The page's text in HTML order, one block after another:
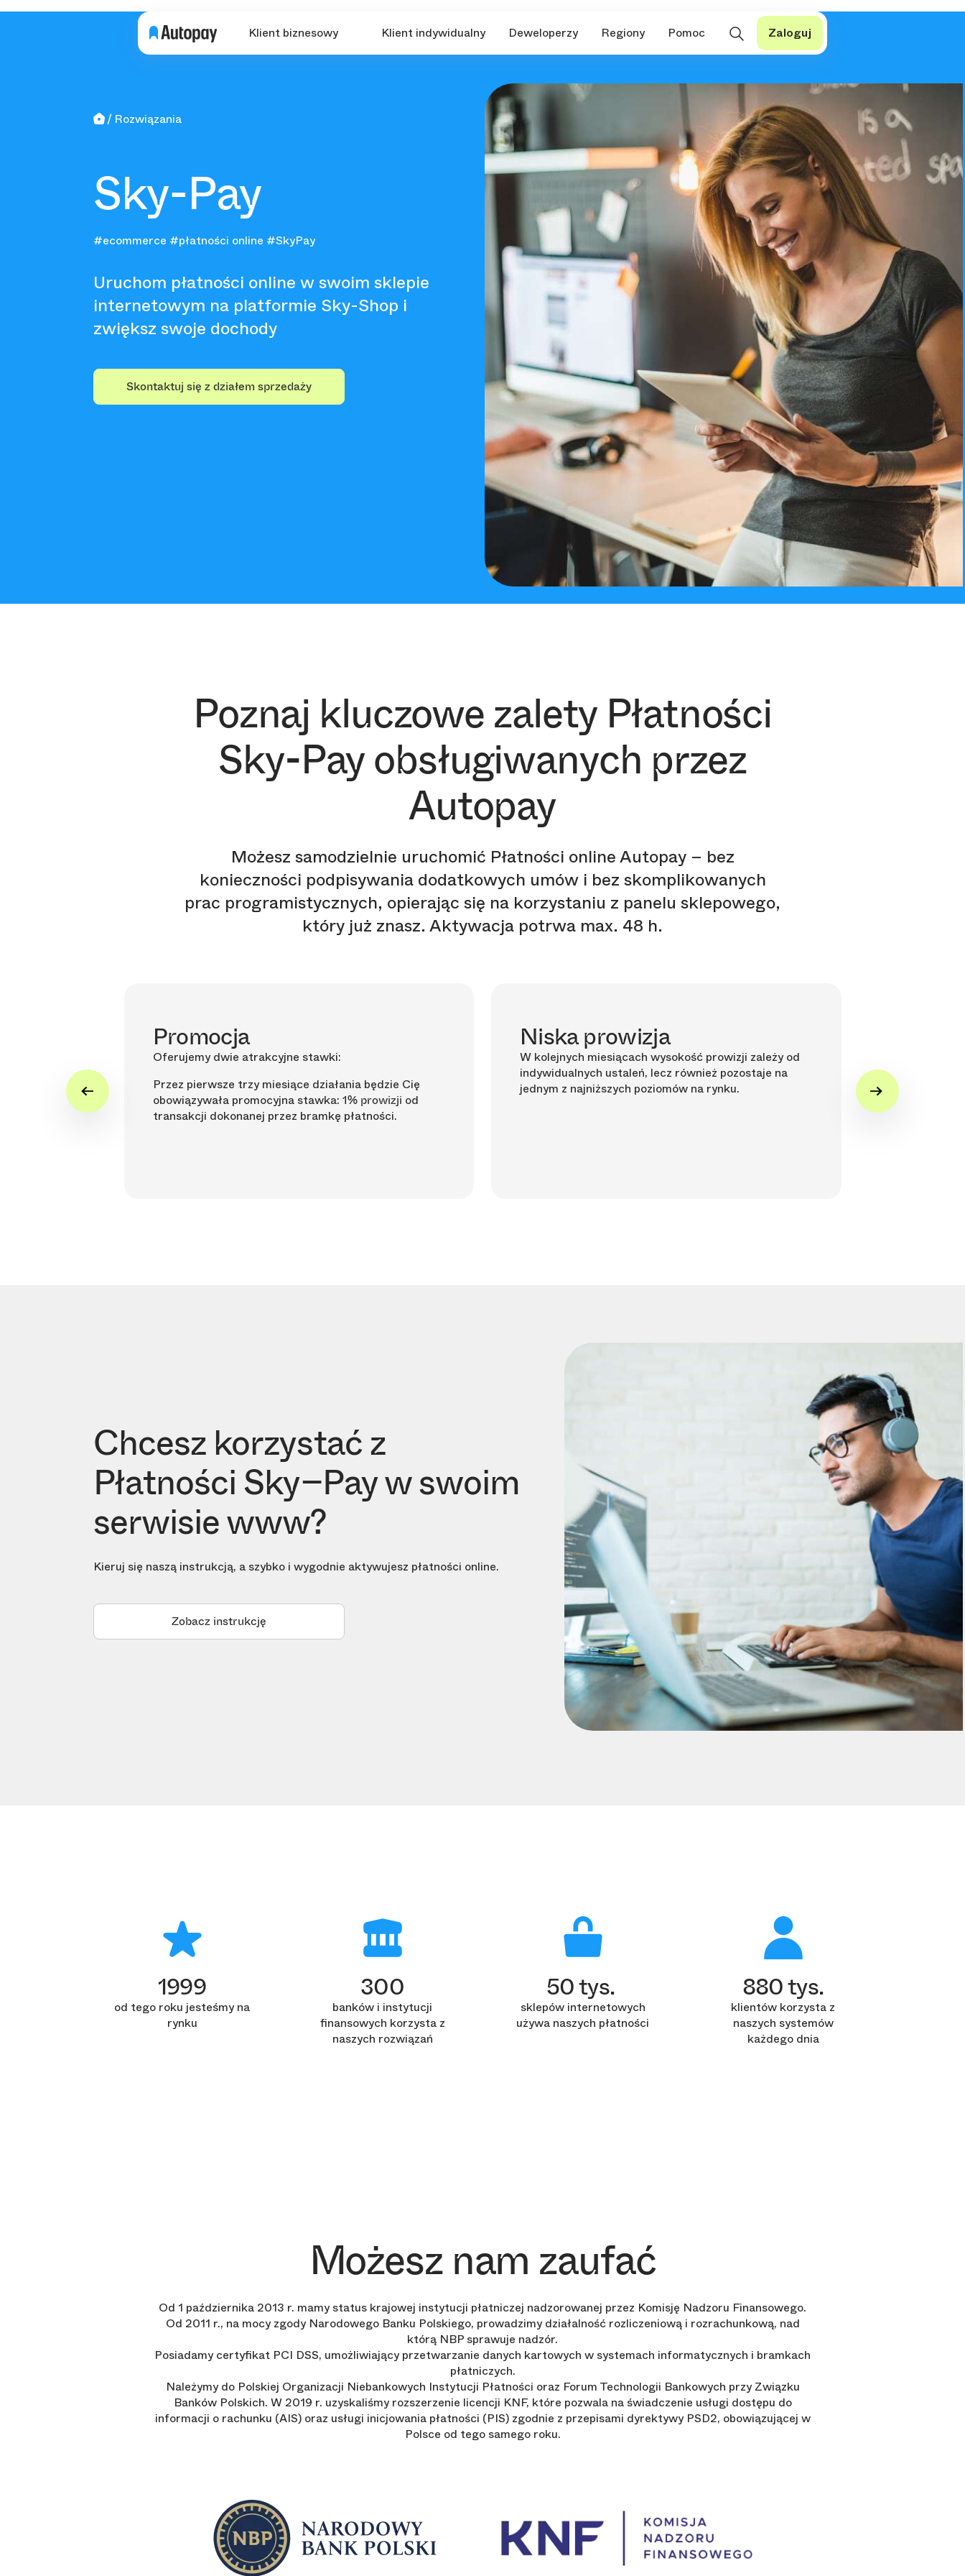
Klient biznesowy Klient indywidualny Deweloperzy Regiony Pomoc Zaloguj
Rozwiązania
Sky-Pay
#ecommerce #płatności online #SkyPay
Uruchom płatności online w swoim sklepie
internetowym na platformie Sky-Shop i
zwiększ swoje dochody
Skontaktuj się z działem sprzedaży
Poznaj kluczowe zalety Płatności
Sky-Pay obsługiwanych przez
Autopay
Możesz samodzielnie uruchomić Płatności online Autopay – bez
konieczności podpisywania dodatkowych umów i bez skomplikowanych
prac programistycznych, opierając się na korzystaniu z panelu sklepowego,
który już znasz. Aktywacja potrwa max. 48 h.
się z
się
Promocja
Oferujemy dwie atrakcyjne stawki:
Przez pierwsze trzy miesiące działania będzie Cię
obowiązywała promocyjna stawka: 1% prowizji od
transakcji dokonanej przez bramkę płatności.
Niska prowizja
W kolejnych miesiącach wysokość prowizji zależy od
indywidualnych ustaleń, lecz również pozostaje na
jednym z najniższych poziomów na rynku.
Twój sklep
rozłożenie
Chcesz korzystać z
Płatności Sky−Pay w swoim
serwisie www?
Kieruj się naszą instrukcją, a szybko i wygodnie aktywujesz płatności online.
Zobacz instrukcję
1999
od tego roku jesteśmy na
rynku
300
banków i instytucji
finansowych korzysta z
naszych rozwiązań
50 tys.
sklepów internetowych
używa naszych płatności
880 tys.
klientów korzysta z
naszych systemów
każdego dnia
Możesz nam zaufać
Od 1 października 2013 r. mamy status krajowej instytucji płatniczej nadzorowanej przez Komisję Nadzoru Finansowego.
Od 2011 r., na mocy zgody Narodowego Banku Polskiego, prowadzimy działalność rozliczeniową i rozrachunkową, nad
którą NBP sprawuje nadzór.
Posiadamy certyfikat PCI DSS, umożliwiający przetwarzanie danych kartowych w systemach informatycznych i bramkach
płatniczych.
Należymy do Polskiej Organizacji Niebankowych Instytucji Płatności oraz Forum Technologii Bankowych przy Związku
Banków Polskich. W 2019 r. uzyskaliśmy rozszerzenie licencji KNF, które pozwala na świadczenie usługi dostępu do
informacji o rachunku (AIS) oraz usługi inicjowania płatności (PIS) zgodnie z przepisami dyrektywy PSD2, obowiązującej w
Polsce od tego samego roku.